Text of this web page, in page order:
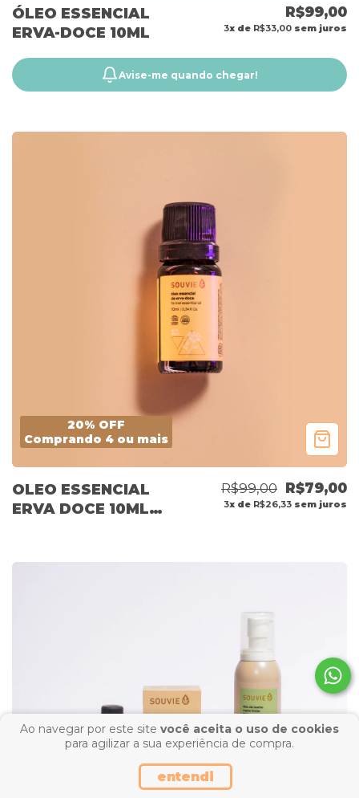
Ao navegar por este site você aceita o uso de cookies
para agilizar a sua experiência de compra.
entendi
ÓLEO ESSENCIAL
ERVA-DOCE 10ML
R$99,00
3x de R$33,00 sem juros
Avise-me quando chegar!
20% OFF
Comprando 4 ou mais
OLEO ESSENCIAL
ERVA DOCE 10ML
R$99,00 R$79,00
3x de R$26,33 sem juros